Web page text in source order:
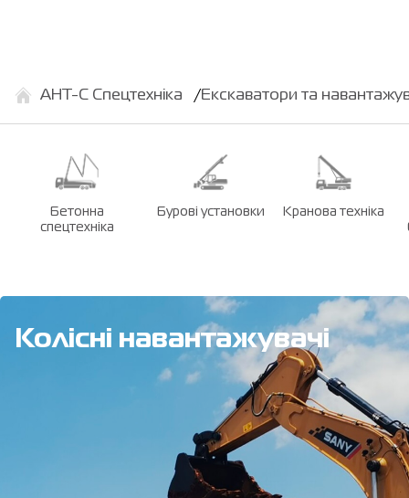
АНТ-С Спецтехніка Екскаватори та
Бетонна
спецтехніка
Бурові установки
Кранова техніка
Колісні навантажувачі